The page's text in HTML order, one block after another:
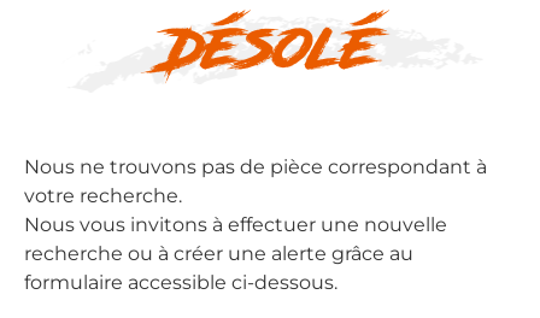
Désolé
Nous ne trouvons pas de pièce correspondant à
votre recherche.
Nous vous invitons à effectuer une nouvelle
recherche ou à créer une alerte grâce au
formulaire accessible ci-dessous.